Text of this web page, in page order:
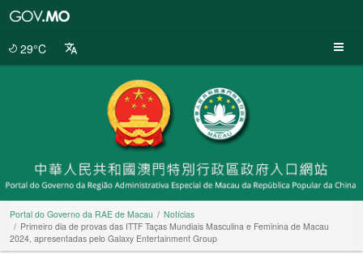
29°C
Portal do Governo da RAE de Macau
Notícias
Primeiro dia de provas das ITTF Taças Mundiais Masculina e Feminina de Macau
2024, apresentadas pelo Galaxy Entertainment Group